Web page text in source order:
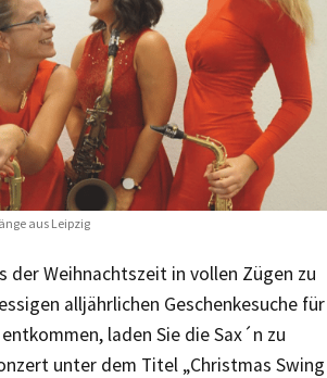
aus Leipzig
der Weihnachtszeit in vollen Zügen zu
alljährlichen Geschenkesuche für
laden Sie die Sax´n zu
unter dem Titel „Christmas Swing